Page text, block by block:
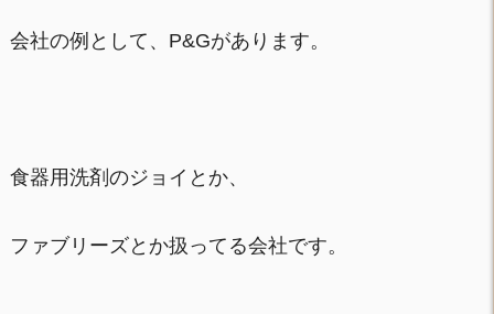
会社の例として、P&Gがあります。
食器用洗剤のジョイとか、
ファブリーズとか扱ってる会社です。